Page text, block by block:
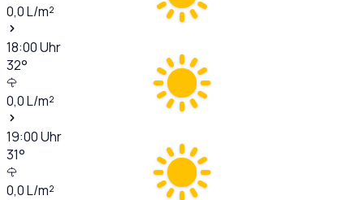
0,0L/m²
18:00Uhr
32°
0,0L/m²
19:00Uhr
31°
0,0L/m²